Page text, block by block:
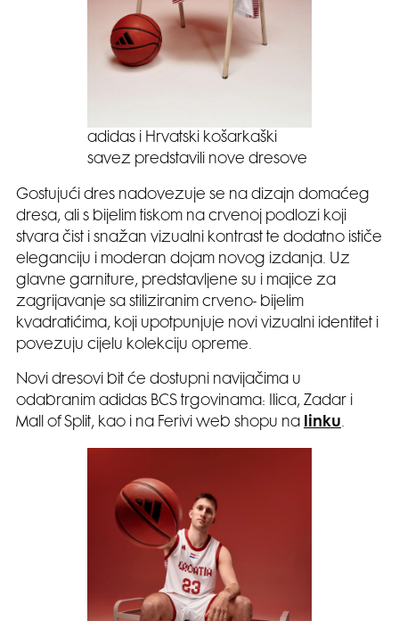
adidas i Hrvatski košarkaški
savez predstavili nove dresove
Gostujući dres nadovezuje se na dizajn domaćeg
dresa, ali s bijelim tiskom na crvenoj podlozi koji
stvara čist i snažan vizualni kontrast te dodatno ističe
eleganciju i moderan dojam novog izdanja. Uz
glavne garniture, predstavljene su i majice za
zagrijavanje sa stiliziranim crveno- bijelim
kvadratićima, koji upotpunjuje novi vizualni identitet i
povezuju cijelu kolekciju opreme.
Novi dresovi bit će dostupni navijačima u
odabranim adidas BCS trgovinama: Ilica, Zadar i
Mall of Split, kao i na Ferivi web shopu na linku.